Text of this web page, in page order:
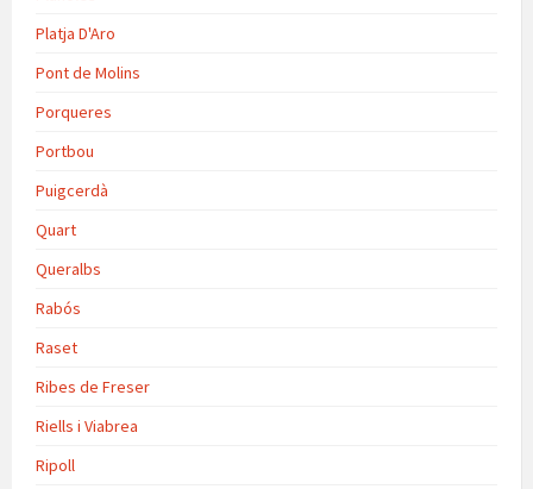
Platja D'Aro
Pont de Molins
Porqueres
Portbou
Puigcerdà
Quart
Queralbs
Rabós
Raset
Ribes de Freser
Riells i Viabrea
Ripoll